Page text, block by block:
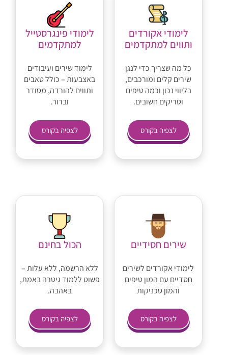
לימודי אקורדים
ותווים למתקדמים
כל מה שצריך כדי לנגן
שירים קלים ומורכבים,
בליווי נכון וכמה טיפים
וטריקים חשובים.
לצפיה בקורס
לימודי פינגרסטייל
למתקדמים
לימוד שירים ועיבודים
באצבעות – כולל טאבים
ותווים להורדה, מסודר
וברור.
לצפיה בקורס
שירים חסידיים
לימודי אקורדים לשירים
חסדיים עם המון טיפים
והמון טכניקות
לצפיה בקורס
הכול בחינם
ללא הרשמה, ללא עלות –
פשוט ללמוד גיטרה באמת,
באהבה.
לצפיה בקורס